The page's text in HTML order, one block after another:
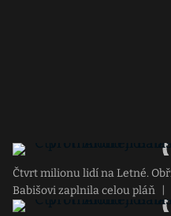
Čtvrt milionu lidí na Letné.
Babišovi zaplnila celou pláň